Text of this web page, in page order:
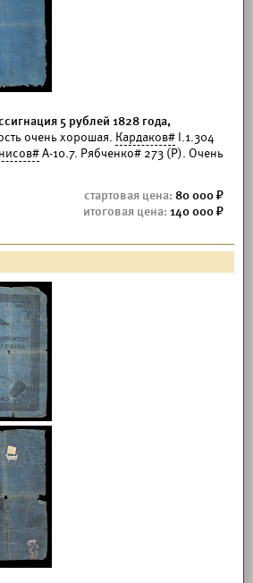
5 рублей 1828 года,
очень хорошая. Кардаков# I.1.304
А-10.7. Рябченко# 273 (Р). Очень
80 000
140 000